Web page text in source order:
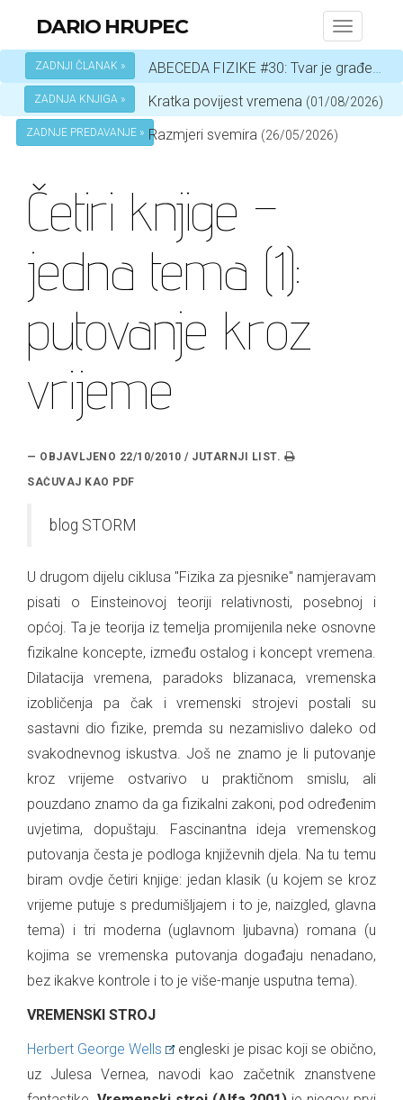
Toggle
DARIO HRUPEC
ZADNJI ČLANAK » ABECEDA FIZIKE #30: Tvar je građena od atoma
ZADNJA KNJIGA » Kratka povijest vremena (01/08/2026)
ZADNJE PREDAVANJE » Razmjeri svemira (26/05/2026)
Četiri knjige –
jedna tema (1):
putovanje kroz
vrijeme
— OBJAVLJENO 22/10/2010 / JUTARNJI LIST.
blog STORM
U drugom dijelu ciklusa "Fizika za pjesnike" namjeravam
pisati o Einsteinovoj teoriji relativnosti, posebnoj i
općoj. Ta je teorija iz temelja promijenila neke osnovne
fizikalne koncepte, između ostalog i koncept vremena.
Dilatacija vremena, paradoks blizanaca, vremenska
izobličenja pa čak i vremenski strojevi postali su
sastavni dio fizike, premda su nezamislivo daleko od
svakodnevnog iskustva. Još ne znamo je li putovanje
kroz vrijeme ostvarivo u praktičnom smislu, ali
pouzdano znamo da ga fizikalni zakoni, pod određenim
uvjetima, dopuštaju. Fascinantna ideja vremenskog
putovanja česta je podloga književnih djela. Na tu temu
biram ovdje četiri knjige: jedan klasik (u kojem se kroz
vrijeme putuje s predumišljajem i to je, naizgled, glavna
tema) i tri moderna (uglavnom ljubavna) romana (u
kojima se vremenska putovanja događaju nenadano,
bez ikakve kontrole i to je više-manje usputna tema).
VREMENSKI STROJ
Herbert George Wells
engleski je pisac koji se obično,
uz Julesa Vernea, navodi kao začetnik znanstvene